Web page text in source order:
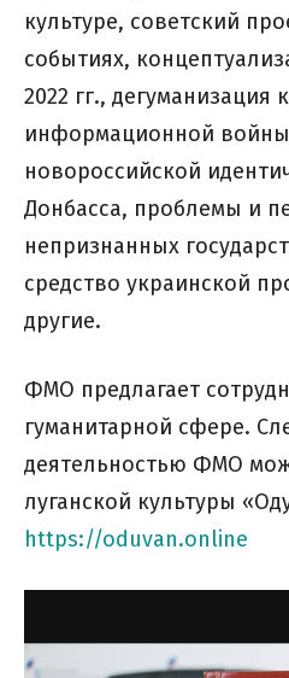
культуре, советский
событиях,
2022 гг., дегуманизация
информационной
новороссийской
Донбасса, проблемы и
непризнанных
средство украинской
другие.
ФМО предлагает
гуманитарной сфере.
деятельностью ФМО
луганской культуры
https://oduvan.online